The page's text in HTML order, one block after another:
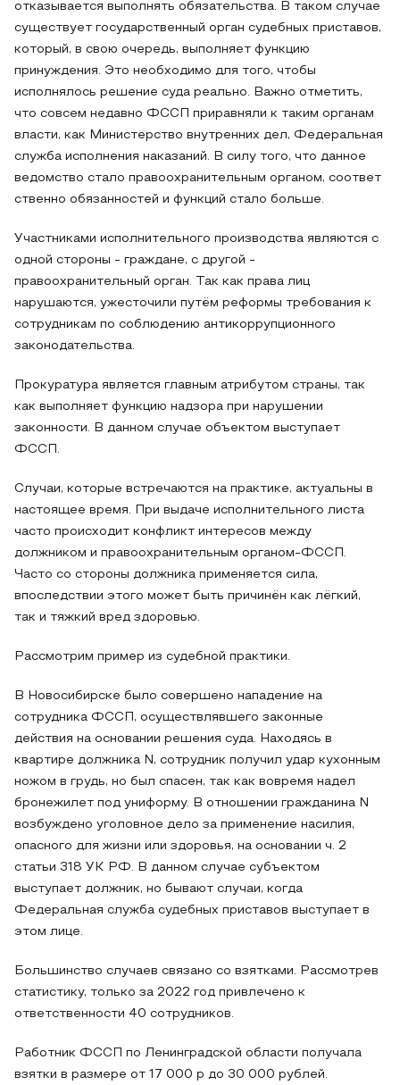
отказывается выполнять обязательства. В таком случае
существует государственный орган судебных приставов,
который, в свою очередь, выполняет функцию
принуждения. Это необходимо для того, чтобы
исполнялось решение суда реально. Важно отметить,
что совсем недавно ФССП приравняли к таким органам
власти, как Министерство внутренних дел, Федеральная
служба исполнения наказаний. В силу того, что данное
ведомство стало правоохранительным органом, соответ
ственно обязанностей и функций стало больше.
Участниками исполнительного производства являются с
одной стороны - граждане, с другой -
правоохранительный орган. Так как права лиц
нарушаются, ужесточили путём реформы требования к
сотрудникам по соблюдению антикоррупционного
законодательства.
Прокуратура является главным атрибутом страны, так
как выполняет функцию надзора при нарушении
законности. В данном случае объектом выступает
ФССП.
Случаи, которые встречаются на практике, актуальны в
настоящее время. При выдаче исполнительного листа
часто происходит конфликт интересов между
должником и правоохранительным органом-ФССП.
Часто со стороны должника применяется сила,
впоследствии этого может быть причинён как лёгкий,
так и тяжкий вред здоровью.
Рассмотрим пример из судебной практики.
В Новосибирске было совершено нападение на
сотрудника ФССП, осуществлявшего законные
действия на основании решения суда. Находясь в
квартире должника N, сотрудник получил удар кухонным
ножом в грудь, но был спасен, так как вовремя надел
бронежилет под униформу. В отношении гражданина N
возбуждено уголовное дело за применение насилия,
опасного для жизни или здоровья, на основании ч. 2
статьи 318 УК РФ. В данном случае субъектом
выступает должник, но бывают случаи, когда
Федеральная служба судебных приставов выступает в
этом лице.
Большинство случаев связано со взятками. Рассмотрев
статистику, только за 2022 год привлечено к
ответственности 40 сотрудников.
Работник ФССП по Ленинградской области получала
взятки в размере от 17 000 р до 30 000 рублей.